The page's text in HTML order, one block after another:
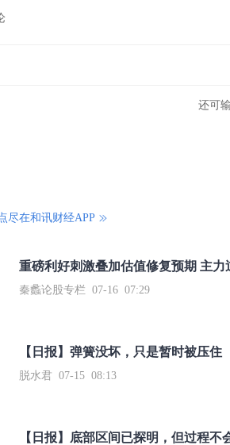
还可
尽在和讯财经APP
秦蠡论股专栏 07-16 07:29
【日报】弹簧没坏，只是暂时被压住
脱水君 07-15 08:13
【日报】底部区间已探明，但过程不